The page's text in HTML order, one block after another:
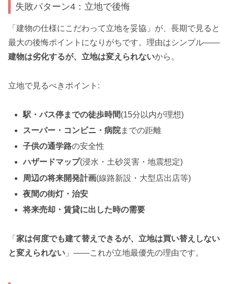
失敗パターン4：立地で後悔
「建物の仕様にこだわって立地を妥協」が、長期で見ると
最大の後悔ポイントになりがちです。理由はシンプル——
建物は劣化するが、立地は変えられないから。
立地で見るべきポイント:
駅・バス停までの徒歩時間(15分以内が理想)
スーパー・コンビニ・病院までの距離
子供の通学路の安全性
ハザードマップ(浸水・土砂災害・地震想定)
周辺の将来開発計画(線路新設・大型店出店等)
夜間の街灯・治安
将来売却・賃貸に出した時の需要
「 家は何度でも建て替えできるが、立地は買い替えしない
と変えられない 」——これが立地最優先の理由です。